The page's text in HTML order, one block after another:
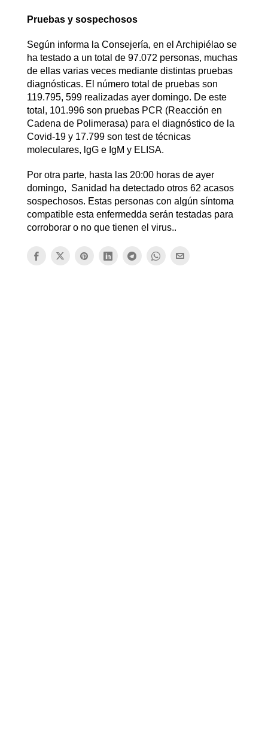
Pruebas y sospechosos
Según informa la Consejería, en el Archipiélao se
ha testado a un total de 97.072 personas, muchas
de ellas varias veces mediante distintas pruebas
diagnósticas. El número total de pruebas son
119.795, 599 realizadas ayer domingo. De este
total, 101.996 son pruebas PCR (Reacción en
Cadena de Polimerasa) para el diagnóstico de la
Covid-19 y 17.799 son test de técnicas
moleculares, lgG e IgM y ELISA.
Por otra parte, hasta las 20:00 horas de ayer
domingo, Sanidad ha detectado otros 62 acasos
sospechosos. Estas personas con algún síntoma
compatible esta enfermedda serán testadas para
corroborar o no que tienen el virus..